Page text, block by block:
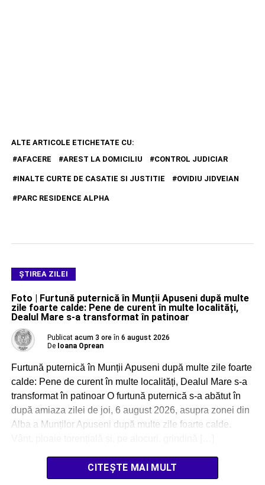
ALTE ARTICOLE ETICHETATE CU:
AFACERE
AREST LA DOMICILIU CONTROL JUDICIAR
INALTE CURTE DE CASATIE SI JUSTITIE OVIDIU JIDVEIAN
PARC RESIDENCE ALPHA
ŞTIREA ZILEI
Foto | Furtună puternică în Munții Apuseni după multe
zile foarte calde: Pene de curent în multe localități,
Dealul Mare s-a transformat în patinoar
Publicat acum 3 ore în 6 august 2026
De Ioana Oprean
Furtună puternică în Munții Apuseni după multe zile foarte
calde: Pene de curent în multe localități, Dealul Mare s-a
transformat în patinoar O furtună puternică s-a abătut în
după amiaza zilei de joi, 6 august 2026, asupra zonei din
Alba a Munților Apuseni după multe zile foarte calde.
CITEȘTE MAI MULT